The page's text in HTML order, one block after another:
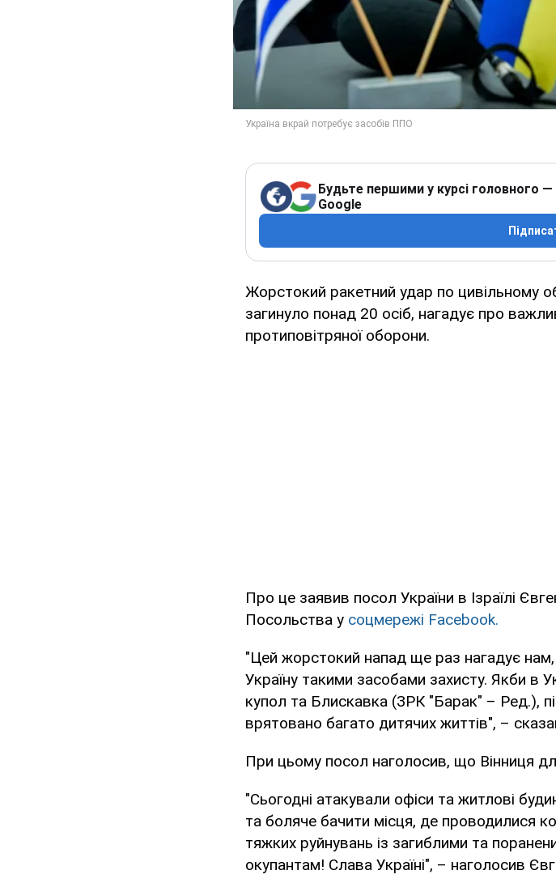
Будьте першими у курсі головного
Google
Жорстокий ракетний удар по цивільному
загинуло понад 20 осіб, нагадує про
протиповітряної оборони.
Про це заявив посол України в Ізраїлі
Посольства у соцмережі Facebook.
"Цей жорстокий напад ще раз нагадує
Україну такими засобами захисту. Якби в
купол та Блискавка (ЗРК "Барак" – Ред.),
врятовано багато дитячих життів", –
При цьому посол наголосив, що Вінниця
"Сьогодні атакували офіси та житлові
та боляче бачити місця, де проводилися
тяжких руйнувань із загиблими та
окупантам! Слава Україні", – наголосив